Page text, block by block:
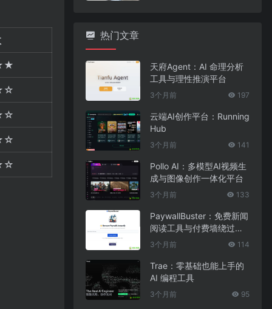
热门文章
天府Agent：AI 命理分析
工具与理性推演平台
3个月前 197
云端AI创作平台：Running
Hub
3个月前 141
Pollo AI：多模型AI视频生
成与图像创作一体化平台
3个月前 133
PaywallBuster：免费新闻
阅读工具与付费墙绕过助
手
3个月前 114
Trae：零基础也能上手的
AI 编程工具
3个月前 95